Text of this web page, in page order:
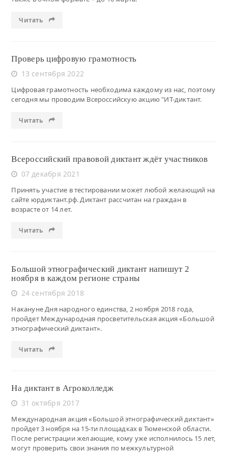
Читать
Проверь цифровую грамотность
13 сентября 2022
Цифровая грамотность необходима каждому из нас, поэтому
сегодня мы проводим Всероссийскую акцию "ИТ-диктант.
Читать
Всероссийский правовой диктант ждёт участников
07 декабря 2021
Принять участие в тестировании может любой желающий на
сайте юрдиктант.рф. Диктант рассчитан на граждан в
возрасте от 14 лет.
Читать
Большой этнографический диктант напишут 2
ноября в каждом регионе страны
24 сентября 2018
Накануне Дня народного единства, 2 ноября 2018 года,
пройдет Международная просветительская акция «Большой
этнографический диктант».
Читать
На диктант в Агроколледж
31 октября 2017
Международная акция «Большой этнографический диктант»
пройдет 3 ноября на 15-ти площадках в Тюменской области.
После регистрации желающие, кому уже исполнилось 15 лет,
могут проверить свои знания по межкультурной